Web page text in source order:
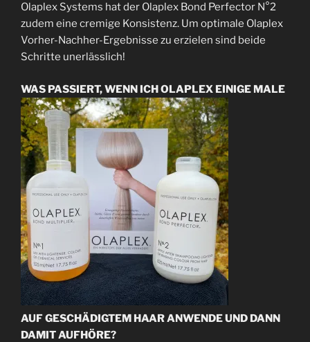
Olaplex Systems hat der Olaplex Bond Perfector N°2
zudem eine cremige Konsistenz. Um optimale Olaplex
Vorher-Nachher-Ergebnisse zu erzielen sind beide
Schritte unerlässlich!
WAS PASSIERT, WENN ICH OLAPLEX EINIGE MALE
AUF GESCHÄDIGTEM HAAR ANWENDE UND DANN
DAMIT AUFHÖRE?